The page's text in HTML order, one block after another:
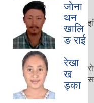
जाेना
थन
खालि
ङ राई
रेखा
ख
ड्का